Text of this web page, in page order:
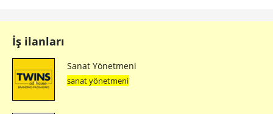
İş ilanları
Sanat Yönetmeni
sanat yönetmeni